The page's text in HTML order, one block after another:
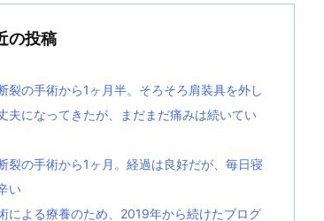
の投稿
裂の手術から1ヶ月半。そろそろ肩装具を外し
夫になってきたが、まだまだ痛みは続いてい
裂の手術から1ヶ月。経過は良好だが、毎日寝
い
による療養のため、2019年から続けたブログ